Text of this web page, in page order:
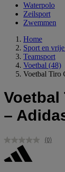
Waterpolo
Zeilsport
Zwemmen
Home
Sport en
Teamsport
Voetbal (48)
Voetbal Tiro
–
Geen
(0)